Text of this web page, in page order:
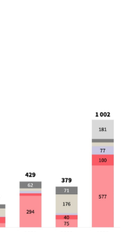
даете свое согласие
персональных данных